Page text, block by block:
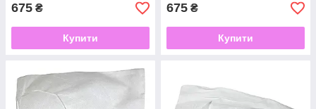
675 ₴
Купити
675 ₴
Купити